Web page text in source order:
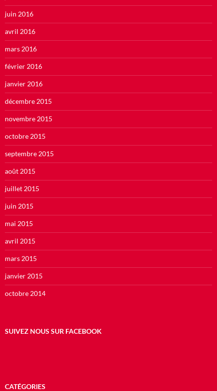
juin 2016
avril 2016
mars 2016
février 2016
janvier 2016
décembre 2015
novembre 2015
octobre 2015
septembre 2015
août 2015
juillet 2015
juin 2015
mai 2015
avril 2015
mars 2015
janvier 2015
octobre 2014
SUIVEZ NOUS SUR FACEBOOK
CATÉGORIES